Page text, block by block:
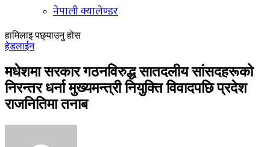
नेपाली क्यालेण्डर
हामिलाइ पछ्याउनु होस
हेडलाईन
मधेशमा सरकार गठनविरुद्ध सातदलीय सांसदहरूको
निरन्तर धर्ना मुख्यमन्त्री नियुक्ति विवादपछि प्रदेश
राजनितिमा तनाब